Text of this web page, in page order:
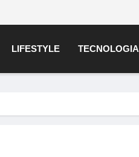
LIFESTYLE TECNOLOGIA